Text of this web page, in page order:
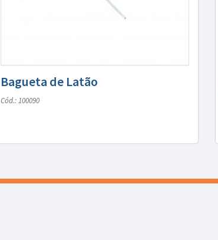
Bagueta de Latão
Cód.: 100090